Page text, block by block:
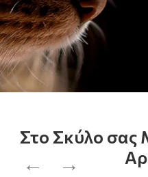
← →
Στο Σκύλο σας